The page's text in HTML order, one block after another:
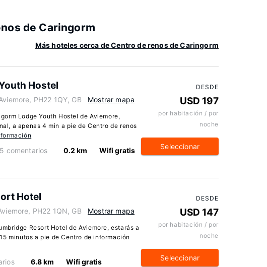
de Caringorm
Más hoteles cerca de Centro de renos de Caringorm
Hostel
PH22 1QY, GB Mostrar mapa
Lodge Youth Hostel de Aviemore,
a apenas 4 min a pie de Centro de renos
comentarios 0.2 km Wifi gratis
DESDE
USD 197
por habitación / por
noche
Seleccionar
Hotel
PH22 1QN, GB Mostrar mapa
Resort Hotel de Aviemore, estarás a
minutos a pie de Centro de información
6.8 km Wifi gratis
DESDE
USD 147
por habitación / por
noche
Seleccionar